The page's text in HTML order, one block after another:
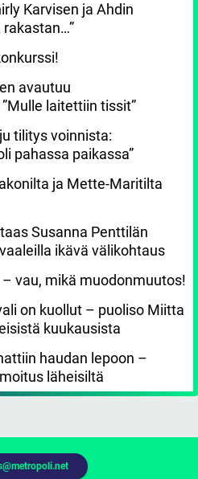
Karvisen ja Ahdin
rakastan…”
avautuu
laitettiin tissit”
tilitys voinnista:
pahassa paikassa”
ja Mette-Maritilta
Susanna Penttilän
ikävä välikohtaus
vau, mikä muodonmuutos!
on kuollut – puoliso Miitta
kuukausista
haudan lepoon –
läheisiltä